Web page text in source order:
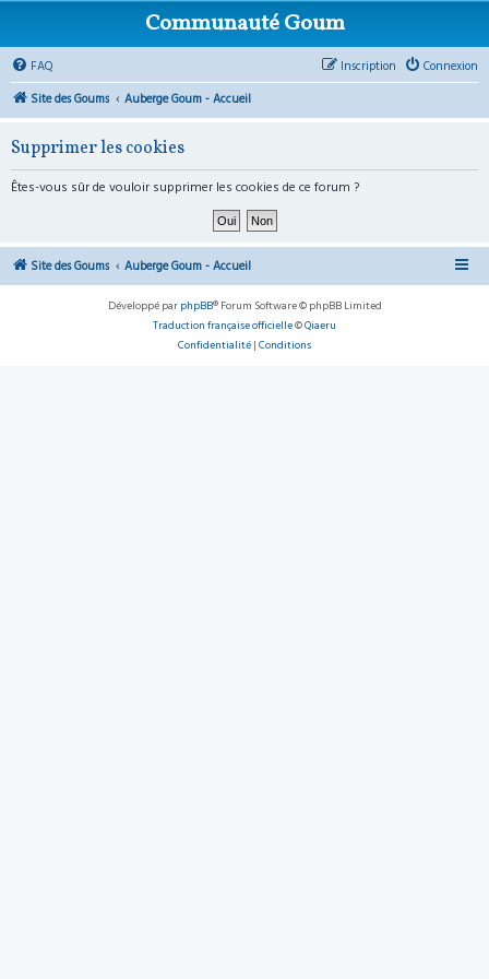
Communauté Goum
FAQ Connexion
Inscription
Site des Goums
Auberge Goum - Accueil
Supprimer les cookies
Êtes-vous sûr de vouloir supprimer les cookies de ce forum ?
Site des Goums Auberge Goum - Accueil
Développé par phpBB® Forum Software © phpBB Limited
Traduction française officielle©Qiaeru
Confidentialité | Conditions